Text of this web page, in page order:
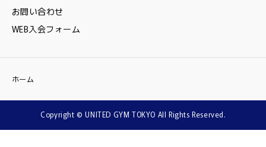
お問い合わせ
WEB入会フォーム
ホーム
Copyright © UNITED GYM TOKYO All Rights Reserved.